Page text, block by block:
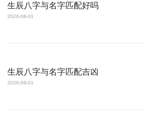
生辰八字与名字匹配好吗
2026-08-01
生辰八字与名字匹配吉凶
2026-08-01